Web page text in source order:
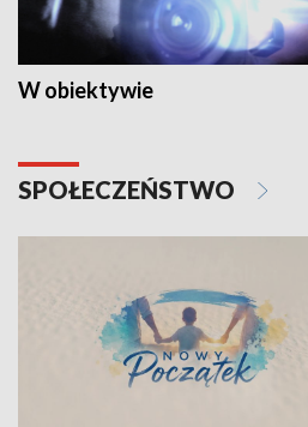
W obiektywie
SPOŁECZEŃSTWO